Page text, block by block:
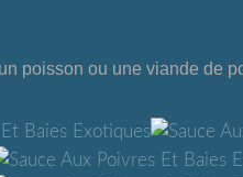
poisson ou une viande de